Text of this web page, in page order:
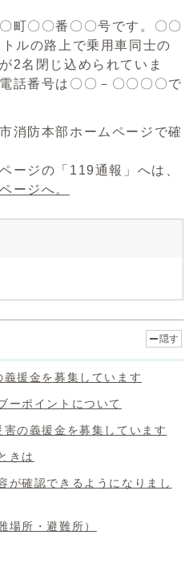
町〇〇番〇〇号です。〇〇
ルの路上で乗用車同士の
2名閉じ込められていま
話番号は〇〇－〇〇〇〇で
消防本部ホームページで確
ージの「119通報」へは、
ージへ。
隠す
援金を募集しています
ーポイントについて
の義援金を募集しています
きは
が確認できるようになりまし
場所・避難所）